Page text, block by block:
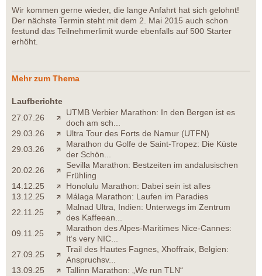
Wir kommen gerne wieder, die lange Anfahrt hat sich gelohnt!
Der nächste Termin steht mit dem 2. Mai 2015 auch schon
festund das Teilnehmerlimit wurde ebenfalls auf 500 Starter
erhöht.
Mehr zum Thema
Laufberichte
27.07.26
UTMB Verbier Marathon: In den Bergen ist es
doch am sch...
29.03.26
Ultra Tour des Forts de Namur (UTFN)
29.03.26
Marathon du Golfe de Saint-Tropez: Die Küste
der Schön...
20.02.26
Sevilla Marathon: Bestzeiten im andalusischen
Frühling
14.12.25
Honolulu Marathon: Dabei sein ist alles
13.12.25
Málaga Marathon: Laufen im Paradies
22.11.25
Malnad Ultra, Indien: Unterwegs im Zentrum
des Kaffeean...
09.11.25
Marathon des Alpes-Maritimes Nice-Cannes:
It‘s very NIC...
27.09.25
Trail des Hautes Fagnes, Xhoffraix, Belgien:
Anspruchsv...
13.09.25
Tallinn Marathon: „We run TLN“